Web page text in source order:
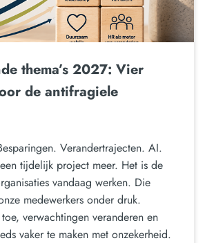
thema’s 2027: Vier
de antifragiele
Verandertrajecten. AI.
tijdelijk project meer. Het is de
vandaag werken. Die
medewerkers onder druk.
verwachtingen veranderen en
vaker te maken met onzekerheid.